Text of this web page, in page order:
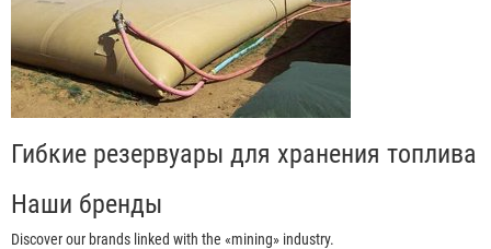
Гибкие резервуары для хранения топлива
Наши бренды
Discover our brands linked with the «mining» industry.